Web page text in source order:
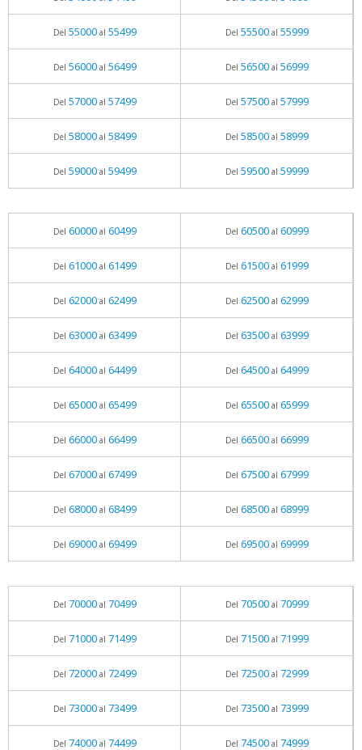
Del 55000al 55499 Del 55500al 55999
Del 56000al 56499 Del 56500al 56999
Del 57000al 57499 Del 57500al 57999
Del 58000al 58499 Del 58500al 58999
Del 59000al 59499 Del 59500al 59999
Del 60000al 60499 Del 60500al 60999
Del 61000al 61499 Del 61500al 61999
Del 62000al 62499 Del 62500al 62999
Del 63000al 63499 Del 63500al 63999
Del 64000al 64499 Del 64500al 64999
Del 65000al 65499 Del 65500al 65999
Del 66000al 66499 Del 66500al 66999
Del 67000al 67499 Del 67500al 67999
Del 68000al 68499 Del 68500al 68999
Del 69000al 69499 Del 69500al 69999
Del 70000al 70499 Del 70500al 70999
Del 71000al 71499 Del 71500al 71999
Del 72000al 72499 Del 72500al 72999
Del 73000al 73499 Del 73500al 73999
Del 74000al 74499 Del 74500al 74999